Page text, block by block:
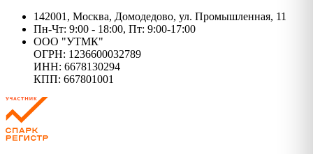
142001, Москва, Домодедово, ул. Промышленная, 11
Пн-Чт: 9:00 - 18:00, Пт: 9:00-17:00
ООО "УТМК"
ОГРН: 1236600032789
ИНН: 6678130294
КПП: 667801001